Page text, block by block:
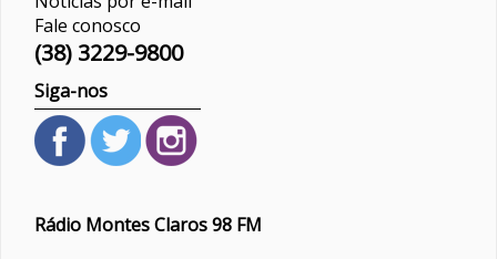
Fale conosco
(38) 3229-9800
Siga-nos
Rádio Montes Claros 98 FM